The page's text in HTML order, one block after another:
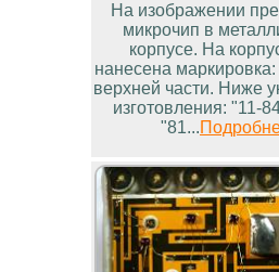
На изображении
микрочип в
корпусе. На
нанесена
верхней части. Ниже
изготовления: "11-
"81...